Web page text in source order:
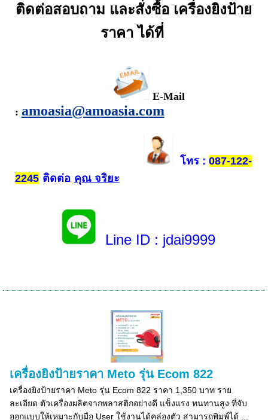
ติดต่อสอบถาม และสั่งซื้อ เครื่องยิงป้าย
ราคา ได้ที่
E-Mail
: amoasia@amoasia.com
โทร: 087-122-
2245ติดต่อ คุณ จริยะ
Line ID : jdai9999
เครื่องยิงป้ายราคา Meto รุ่น Ecom 822
เครื่องยิงป้ายราคา Meto รุ่น Ecom 822 ราคา 1,350 บาท ราย
ละเอียด ตัวเครื่องผลิตจากพลาสติกอย่างดี แข็งแรง ทนทานสูง ที่จับ
ออกแบบให้เหมาะกับมือ User ใช้งานได้คล่องตัว สามารถพิมพ์ได้ ...